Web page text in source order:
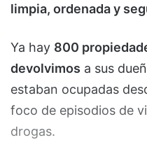
limpia, ordenada y
Ya hay 800
devolvimos a sus
estaban ocupadas
foco de episodios de
drogas.